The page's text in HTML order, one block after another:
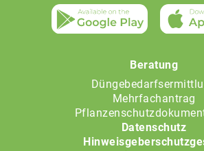
Beratung
Mehrfachantrag
Datenschutz